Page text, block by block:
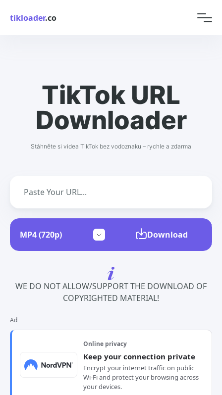
tikloader.co
TikTok URL
Downloader
Stáhněte si videa TikTok bez vodoznaku – rychle a zdarma
Download
WE DO NOT ALLOW/SUPPORT THE DOWNLOAD OF
COPYRIGHTED MATERIAL!
Ad
Online privacy
Keep your connection private
Encrypt your internet traffic on public
Wi-Fi and protect your browsing across
your devices.